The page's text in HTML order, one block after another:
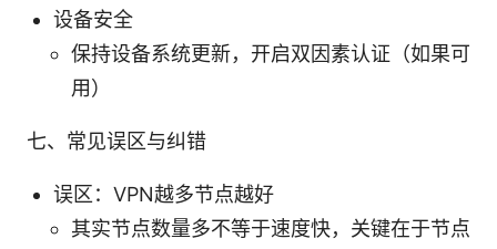
设备安全
保持设备系统更新，开启双因素认证（如果可
用）
七、常见误区与纠错
误区：VPN越多节点越好
其实节点数量多不等于速度快，关键在于节点